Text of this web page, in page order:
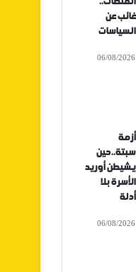
غائب عن
السياسات
06/08/2026
أزمة
سبتة..حين
يشيطن أوريد
الأسرة بلا
أدلة
06/08/2026